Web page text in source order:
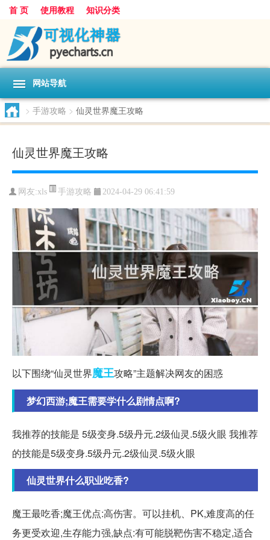
首 页 使用教程 知识分类
网站导航
> 手游攻略 > 仙灵世界魔王攻略
仙灵世界魔王攻略
网友:xls 手游攻略 2024-04-29 06:41:59
以下围绕“仙灵世界魔王攻略”主题解决网友的困惑
梦幻西游;魔王需要学什么剧情点啊?
我推荐的技能是 5级变身.5级丹元.2级仙灵.5级火眼 我推荐
的技能是5级变身.5级丹元.2级仙灵.5级火眼
仙灵世界什么职业吃香?
魔王最吃香;魔王优点:高伤害。可以挂机、PK,难度高的任
务更受欢迎,生存能力强,缺点:有可能脱靶伤害不稳定,适合